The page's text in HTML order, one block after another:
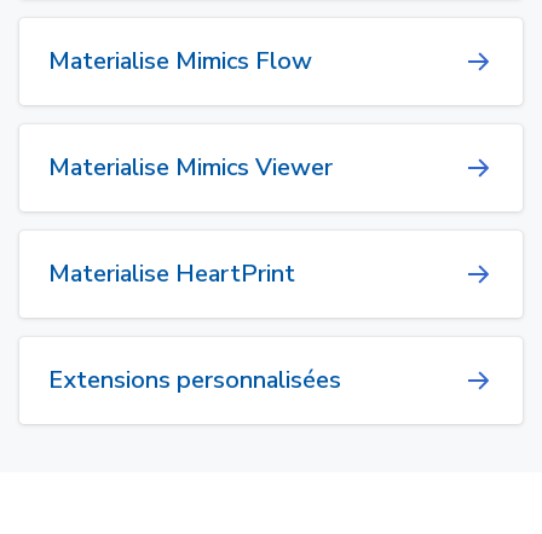
Materialise Mimics Flow
Materialise Mimics Viewer
Materialise HeartPrint
Extensions personnalisées